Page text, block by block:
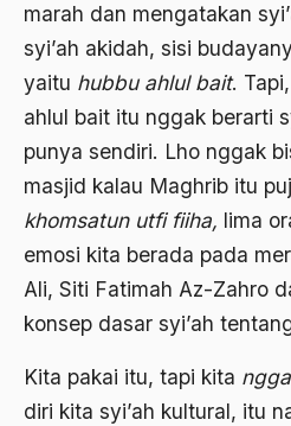
marah dan mengatakan
syi’ah akidah, sisi
yaitu hubbu ahlul bait.
ahlul bait itu nggak berarti
punya sendiri. Lho nggak
masjid kalau Maghrib itu
khomsatun utfi fiiha, lima
emosi kita berada pada
Ali, Siti Fatimah Az-Zahro
konsep dasar syi’ah
Kita pakai itu, tapi kita
diri kita syi’ah kultural, itu
ambon
Amerika
amerika latin
amerika serikat
Amin Iskandar
Amir
Amir Syakib Arsalan
Amirn Rais